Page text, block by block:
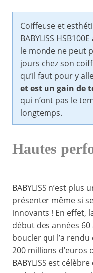
Coiffeuse et
BABYLISS
le monde ne peut
jours chez son
qu’il faut pour y
et est un gain de
qui n’ont pas le
longtemps.
Hautes
BABYLISS n’est plus
présenter même si
innovants ! En effet,
début des années 60
boucler qui l’a
200 millions d’euros
BABYLISS est